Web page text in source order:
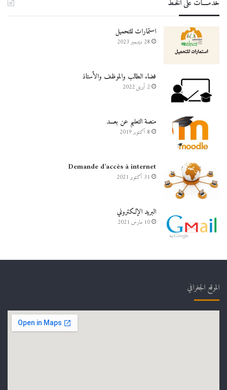
المركز الجامعي مرسلي عبد الله تيبازة تيبازة
خدمــــات على الخـط
استمارات للتحميل
28 ديسمبر 2023
فضاء الطالب والموظف والأستاذ
2 أبريل 2022
منصة التعليم عن بعـــد
8 أكتوبر 2019
Demande d’accès à internet
31 أكتوبر 2021
البريد الإلكتروني
10 مارس 2021
الموقع الجغرافي